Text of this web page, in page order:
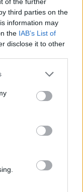
third parties on the
information may
the IAB’s List of
disclose it to other
ar raktas
mirtis.
ar išvysti
– įtemptas
pilki,